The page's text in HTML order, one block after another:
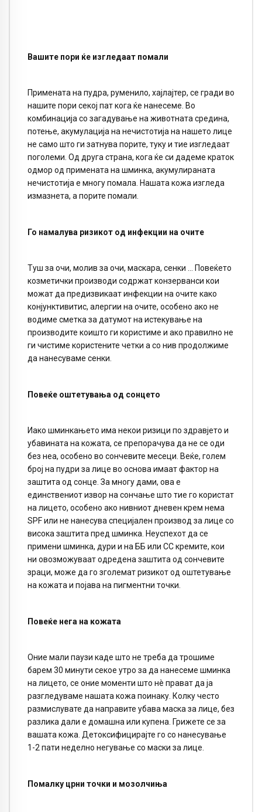
Вашите пори ќе изгледаат помали
Примената на пудра, руменило, хајлајтер, се гради во
нашите пори секој пат кога ќе нанесеме. Во
комбинација со загадување на животната средина,
потење, акумулација на нечистотија на нашето лице
не само што ги затнува порите, туку и тие изгледаат
поголеми. Од друга страна, кога ќе си дадеме краток
одмор од примената на шминка, акумулираната
нечистотија е многу помала. Нашата кожа изгледа
измазнета, а порите помали.
Го намалува ризикот од инфекции на очите
Туш за очи, молив за очи, маскара, сенки … Повеќето
козметички производи содржат конзерванси кои
можат да предизвикаат инфекции на очите како
конјунктивитис, алергии на очите, особено ако не
водиме сметка за датумот на истекување на
производите коишто ги користиме и ако правилно не
ги чистиме користените четки а со нив продолжиме
да нанесуваме сенки.
Повеќе оштетувања од сонцето
Иако шминкањето има некои ризици по здравјето и
убавината на кожата, се препорачува да не се оди
без неа, особено во сончевите месеци. Веќе, голем
број на пудри за лице во основа имаат фактор на
заштита од сонце. За многу дами, ова е
единствениот извор на сончање што тие го користат
на лицето, особено ако нивниот дневен крем нема
SPF или не нанесува специјален производ за лице со
висока заштита пред шминка. Неуспехот да се
примени шминка, дури и на ББ или CC кремите, кои
ни овозможуваат одредена заштита од сончевите
зраци, може да го зголемат ризикот од оштетување
на кожата и појава на пигментни точки.
Повеќе нега на кожата
Оние мали паузи каде што не треба да трошиме
барем 30 минути секое утро за да нанесеме шминка
на лицето, се оние моменти што нè прават да ја
разгледуваме нашата кожа поинаку. Колку често
размислувате да направите убава маска за лице, без
разлика дали е домашна или купена. Грижете се за
вашата кожа. Детоксифицирајте го со нанесување
1-2 пати неделно негување со маски за лице.
Помалку црни точки и мозолчиња